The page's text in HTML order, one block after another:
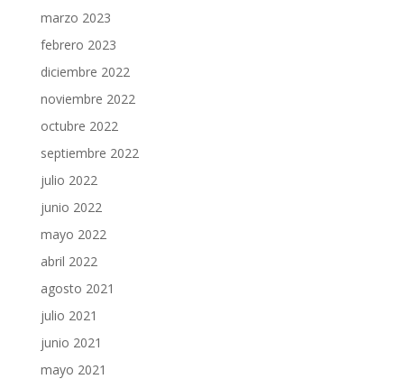
marzo 2023
febrero 2023
diciembre 2022
noviembre 2022
octubre 2022
septiembre 2022
julio 2022
junio 2022
mayo 2022
abril 2022
agosto 2021
julio 2021
junio 2021
mayo 2021